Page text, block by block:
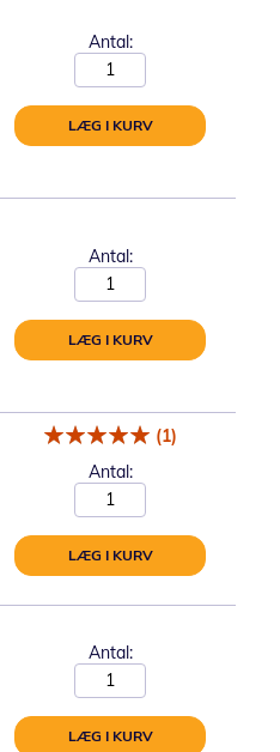
Antal:
LÆG I KURV
Antal:
LÆG I KURV
(1)
Antal:
LÆG I KURV
Antal:
LÆG I KURV